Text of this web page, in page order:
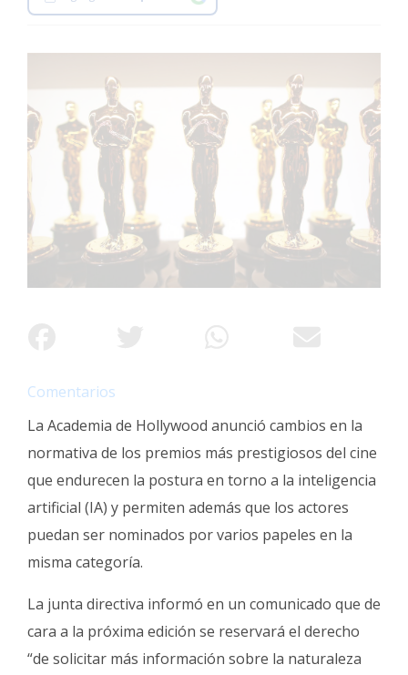
Ciudad
Deportes
Espectáculos
Policiales
Clasificados
Fúnebres
Comentarios
La Academia de Hollywood anunció cambios en la
normativa de los premios más prestigiosos del cine
que endurecen la postura en torno a la inteligencia
artificial (IA) y permiten además que los actores
puedan ser nominados por varios papeles en la
misma categoría.
La junta directiva informó en un comunicado que de
cara a la próxima edición se reservará el derecho
“de solicitar más información sobre la naturaleza